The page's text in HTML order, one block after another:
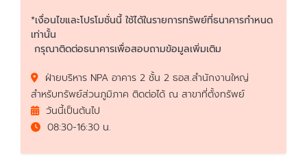
*เงื่อนไขและโปรโมชั่นนี้ ใช้ได้ในรายการทรัพย์ที่ธนาคารกำหนด
เท่านั้น
กรุณาติดต่อธนาคารเพื่อสอบถามข้อมูลเพิ่มเติม
ฝ่ายบริหาร NPA อาคาร 2 ชั้น 2 ธอส.สำนักงานใหญ่
สำหรับทรัพย์ส่วนภูมิภาค ติดต่อได้ ณ สาขาที่ตั้งทรัพย์
วันนี้เป็นต้นไป
08:30-16:30 น.